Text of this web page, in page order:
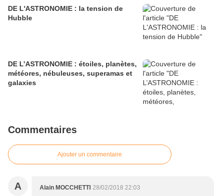
DE L'ASTRONOMIE : la tension de
Hubble
DE L’ASTRONOMIE : étoiles, planètes,
météores, nébuleuses, superamas et
galaxies
Commentaires
Ajouter un commentaire
A Alain MOCCHETTI 28/02/2018 22:03